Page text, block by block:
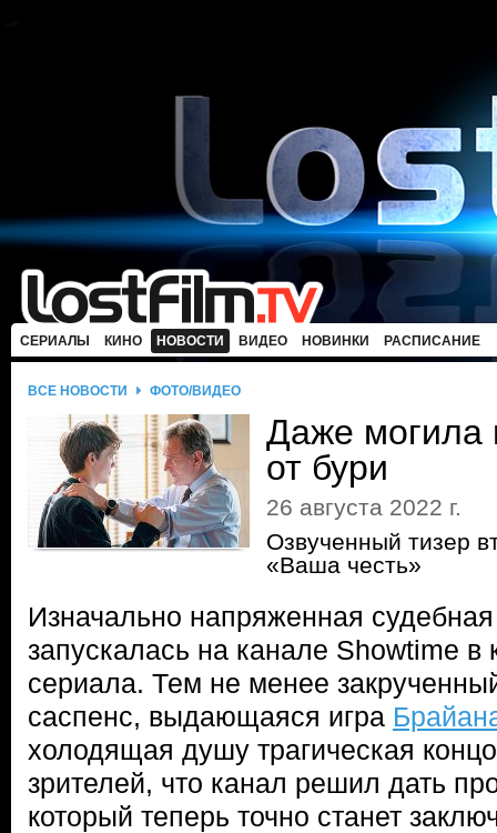
СЕРИАЛЫ КИНО НОВОСТИ ВИДЕО НОВИНКИ РАСПИСАНИЕ
ВСЕ НОВОСТИ ФОТО/ВИДЕО
Даже могила
от бури
26 августа 2022 г.
Озвученный тизер
«Ваша честь»
Изначально напряженная
запускалась на канале Showtime в
сериала. Тем не менее
саспенс, выдающаяся игра
холодящая душу трагическая
зрителей, что канал решил дать
который теперь точно станет